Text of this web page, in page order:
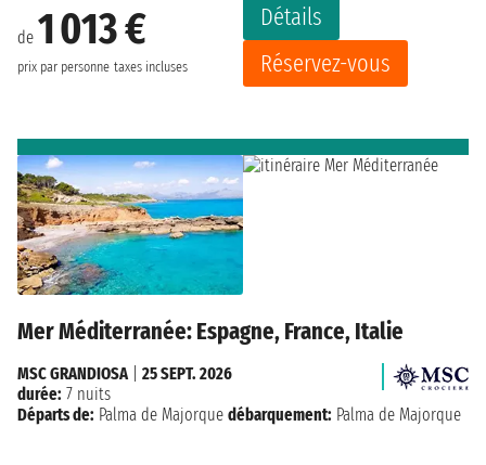
de 1 013 €
prix par personne taxes incluses
Détails
Réservez-vous
Mer Méditerranée: Espagne, France, Italie
MSC GRANDIOSA| 25 SEPT. 2026
durée: 7 nuits
Départs de: Palma de Majorque débarquement: Palma de Majorque